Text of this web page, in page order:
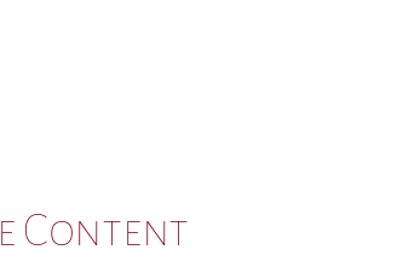
Content